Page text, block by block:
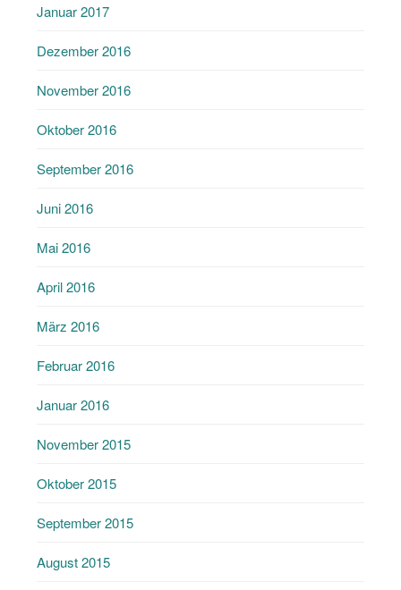
Januar 2017
Dezember 2016
November 2016
Oktober 2016
September 2016
Juni 2016
Mai 2016
April 2016
März 2016
Februar 2016
Januar 2016
November 2015
Oktober 2015
September 2015
August 2015